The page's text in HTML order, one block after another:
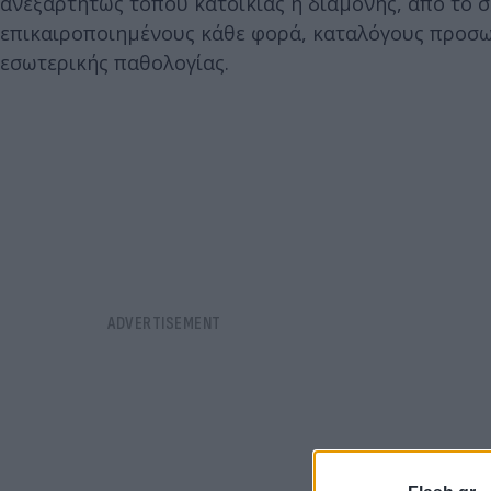
επικαιροποιημένους κάθε φορά, καταλόγους
εσωτερικής παθολογίας.